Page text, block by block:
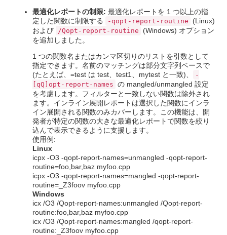
最適化レポートの制限: 最適化レポートを 1 つ以上の指
定した関数に制限する
-qopt-report-routine
(Linux)
および
/Qopt-report-routine
(Windows) オプション
を追加しました。
1 つの関数名またはカンマ区切りのリストを引数として
指定できます。名前のマッチングは部分文字列ベースで
(たとえば、=test は test、test1、mytest と一致)、
-
[qQ]opt-report-names の mangled/unmangled 設定
を考慮します。フィルターと一致しない関数は除外され
ます。インライン展開レポートは選択した関数にインラ
イン展開される関数のみカバーします。この機能は、開
発者が特定の関数の大きな最適化レポートで関数を絞り
込んで表示できるように支援します。
使用例:
Linux
icpx -O3 -qopt-report-names=unmangled -qopt-report-
routine=foo,bar,baz myfoo.cpp
icpx -O3 -qopt-report-names=mangled -qopt-report-
routine=_Z3foov myfoo.cpp
Windows
icx /O3 /Qopt-report-names:unmangled /Qopt-report-
routine:foo,bar,baz myfoo.cpp
icx /O3 /Qopt-report-names:mangled /qopt-report-
routine:_Z3foov myfoo.cpp